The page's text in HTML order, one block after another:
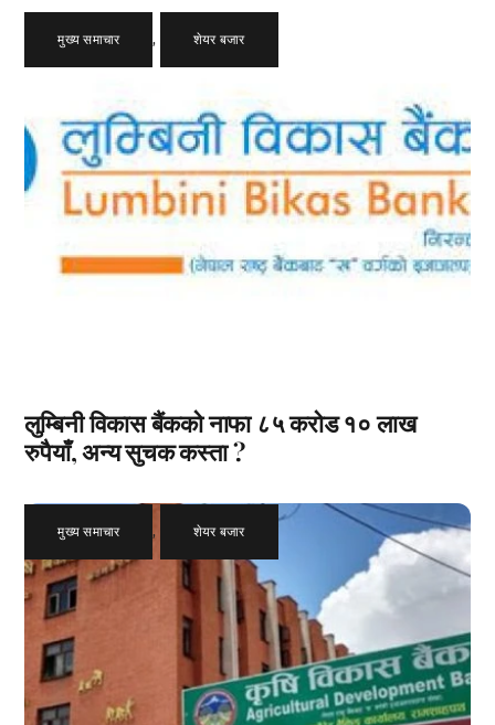
मुख्य समाचार , शेयर बजार
लुम्बिनी विकास बैंकको नाफा ८५ करोड १० लाख
रुपैयाँ, अन्य सुचक कस्ता ?
मुख्य समाचार , शेयर बजार